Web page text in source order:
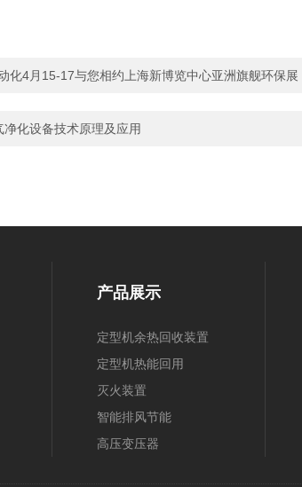
化4月15-17与您相约上海新博览中心亚洲旗舰环保展
净化设备技术原理及应用
产品展示
定型机余热回收装置
定型机热能回用
灭火装置
智能排风节能
高压变压器